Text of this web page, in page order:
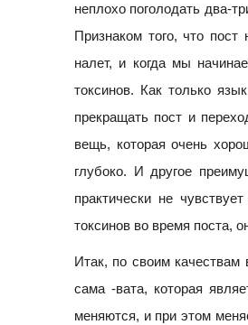
неплохо поголодать два-
Признаком того, что
налет, и когда мы
токсинов. Как только
прекращать пост и
вещь, которая очень
глубоко. И другое
практически не
токсинов во время поста,
Итак, по своим качествам
сама -вата, которая
меняются, и при этом